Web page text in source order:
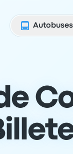
Autobuses